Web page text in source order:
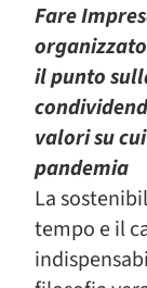
Fare
il punto
valori su
pandemia
La
tempo e il